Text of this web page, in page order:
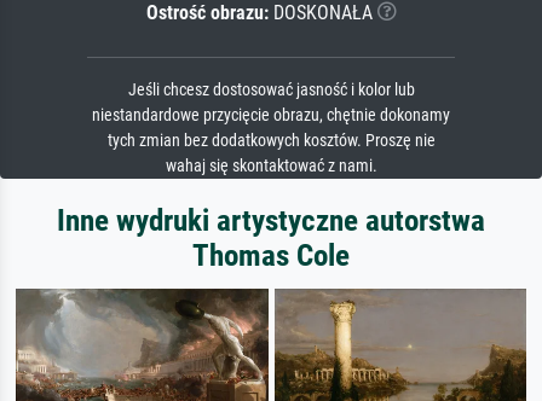
Ostrość obrazu:DOSKONAŁA
Jeśli chcesz dostosować jasność i kolor lub
niestandardowe przycięcie obrazu, chętnie dokonamy
tych zmian bez dodatkowych kosztów. Proszę nie
wahaj się skontaktować z nami.
Inne wydruki artystyczne autorstwa
Thomas Cole